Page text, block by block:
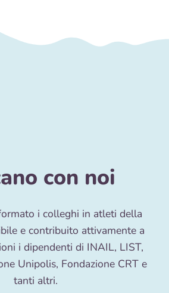
con noi
i colleghi in atleti della
e contribuito attivamente a
i dipendenti di INAIL, LIST,
Unipolis, Fondazione CRT e
tanti altri.